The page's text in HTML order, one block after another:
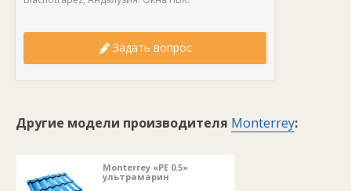
Задать вопрос
Другие модели производителя Monterrey:
Monterrey «PE 0.5»
ультрамарин